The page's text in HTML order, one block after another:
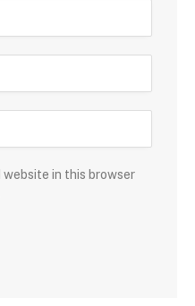
website in this browser